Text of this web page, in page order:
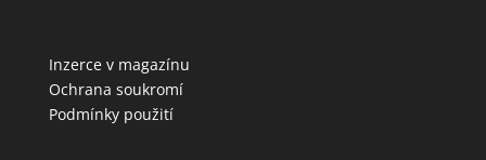
Inzerce v magazínu
Ochrana soukromí
Podmínky použití